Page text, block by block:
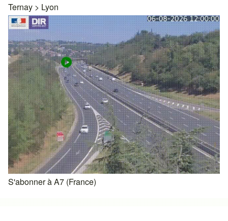
Ternay > Lyon
S'abonner à A7 (France)